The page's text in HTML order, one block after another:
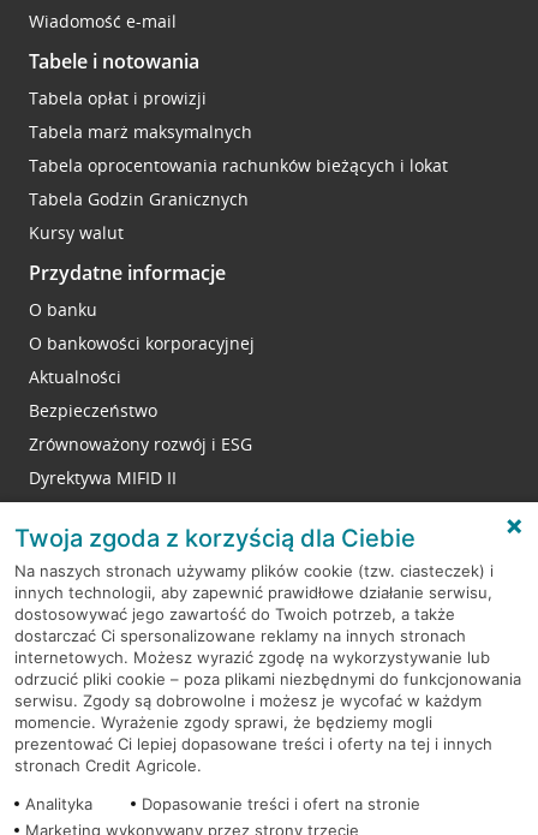
Wiadomość e-mail
Tabele i notowania
Tabela opłat i prowizji
Tabela marż maksymalnych
Tabela oprocentowania rachunków bieżących i lokat
Tabela Godzin Granicznych
Kursy walut
Przydatne informacje
O banku
O bankowości korporacyjnej
Aktualności
Bezpieczeństwo
Zrównoważony rozwój i ESG
Dyrektywa MIFID II
RODO
Regulamin serwisu
Mapa serwisu
PolitykaCookies
Twoja zgoda z korzyścią dla Ciebie
Na naszych stronach używamy plików cookie (tzw. ciasteczek) i
innych technologii, aby zapewnić prawidłowe działanie serwisu,
dostosowywać jego zawartość do Twoich potrzeb, a także
dostarczać Ci spersonalizowane reklamy na innych stronach
internetowych. Możesz wyrazić zgodę na wykorzystywanie lub
odrzucić pliki cookie – poza plikami niezbędnymi do funkcjonowania
serwisu. Zgody są dobrowolne i możesz je wycofać w każdym
momencie. Wyrażenie zgody sprawi, że będziemy mogli
prezentować Ci lepiej dopasowane treści i oferty na tej i innych
stronach Credit Agricole.
Analityka
Dopasowanie treści i ofert na stronie
Marketing wykonywany przez strony trzecie